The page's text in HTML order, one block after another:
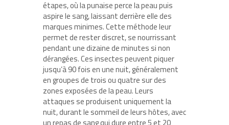
étapes, où la punaise perce la peau puis
aspire le sang, laissant derrière elle des
marques minimes. Cette méthode leur
permet de rester discret, se nourrissant
pendant une dizaine de minutes si non
dérangées. Ces insectes peuvent piquer
jusqu’à 90 fois en une nuit, généralement
en groupes de trois ou quatre sur des
zones exposées de la peau. Leurs
attaques se produisent uniquement la
nuit, durant le sommeil de leurs hôtes, avec
un repas de sang qui dure entre 5 et 20